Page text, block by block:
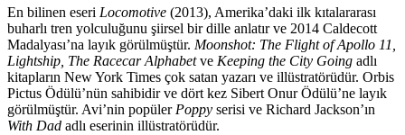
En bilinen eseri Locomotive (2013), Amerika’daki ilk kıtalararası
buharlı tren yolculuğunu şiirsel bir dille anlatır ve 2014 Caldecott
Madalyası’na layık görülmüştür. Moonshot: The Flight of Apollo 11,
Lightship, The Racecar Alphabetve Keeping the City Going adlı
kitapların New York Times çok satan yazarı ve illüstratörüdür. Orbis
Pictus Ödülü’nün sahibidir ve dört kez Sibert Onur Ödülü’ne layık
görülmüştür. Avi’nin popüler Poppy serisi ve Richard Jackson’ın
With Dad adlı eserinin illüstratörüdür.